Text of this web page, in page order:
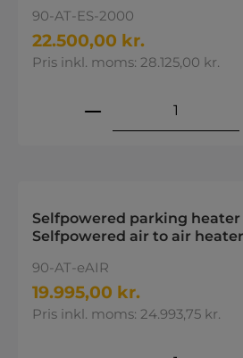
90-AT-ES-2000
22.500,00 kr.
Pris inkl. moms: 28.125,00 kr.
Selfpowered parking
Selfpowered air to air heater
90-AT-eAIR
19.995,00 kr.
Pris inkl. moms: 24.993,75 kr.